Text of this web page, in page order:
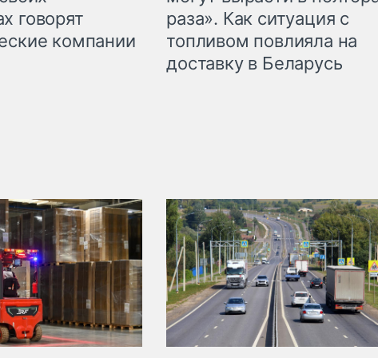
говорят
компании
раза». Как ситуация с
топливом повлияла на
доставку в Беларусь